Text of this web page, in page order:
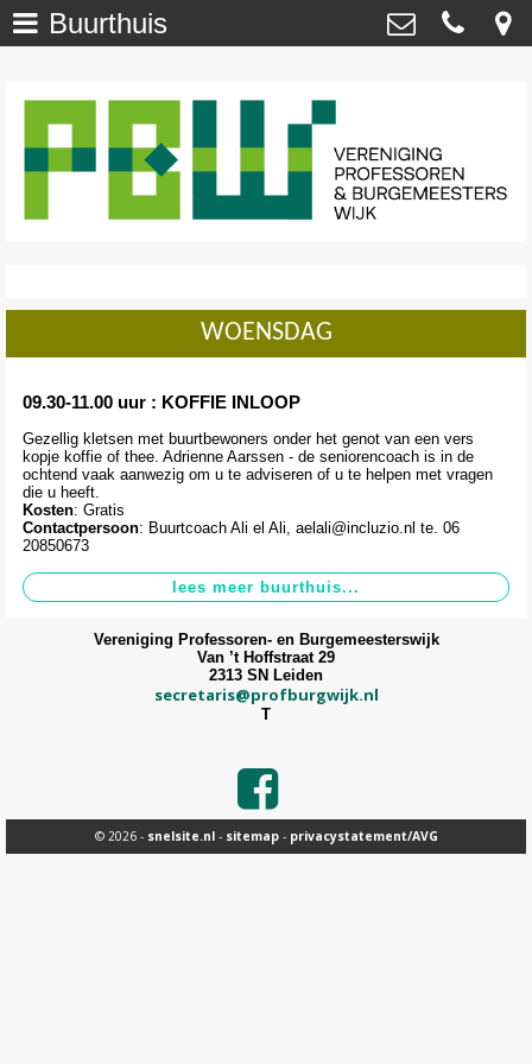
Onze Wijk - NU >
Onze Wijk - TOEN
>
Wijkkrant >
Agenda / Calendar >
Contact
Burgemeesterswijk
secretaris@profburgwijk.nl
Buurthuis
WOENSDAG
09.30-11.00 uur : KOFFIE INLOOP
Gezellig kletsen met buurtbewoners onder het genot van een vers
kopje koffie of thee. Adrienne Aarssen - de seniorencoach is in de
ochtend vaak aanwezig om u te adviseren of u te helpen met vragen
die u heeft.
Kosten: Gratis
Contactpersoon: Buurtcoach Ali el Ali, aelali@incluzio.nl te. 06
20850673
Vereniging Professoren- en Burgemeesterswijk
Van ’t Hoffstraat 29
2313 SN Leiden
secretaris@profburgwijk.nl
T
© 2026 - snelsite.nl- sitemap- privacystatement/AVG